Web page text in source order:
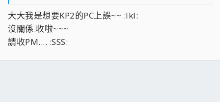
大大我是想要KP2的PC上誤~~ :lkl:
沒關係.收啦~~~
請收PM.... :SSS: